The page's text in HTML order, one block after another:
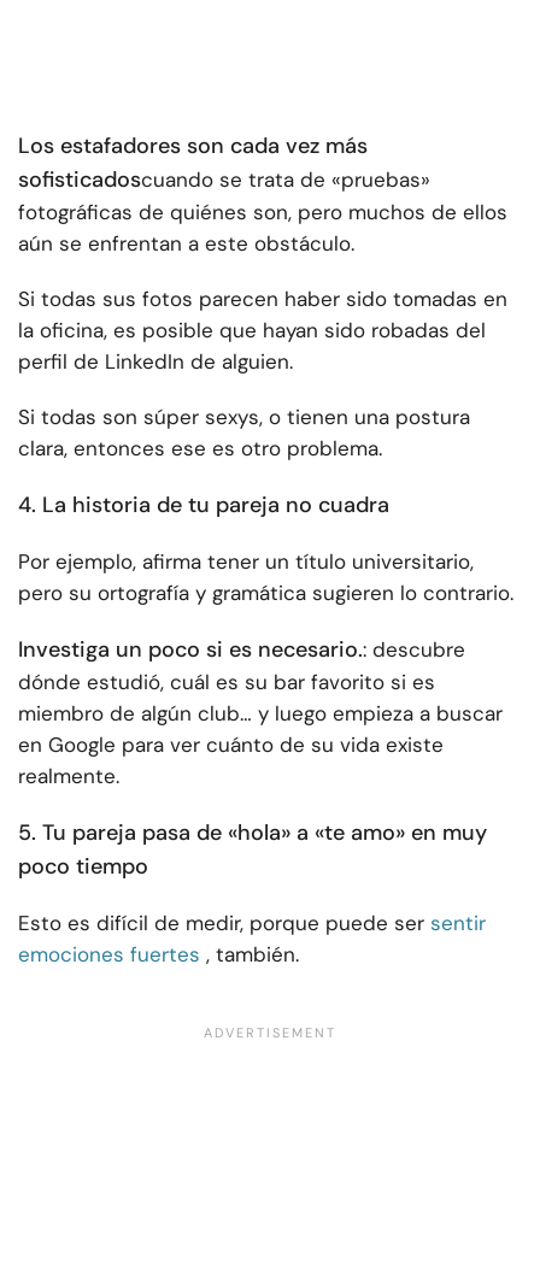
Los estafadores son cada vez más
sofisticadoscuando se trata de «pruebas»
fotográficas de quiénes son, pero muchos de ellos
aún se enfrentan a este obstáculo.
Si todas sus fotos parecen haber sido tomadas en
la oficina, es posible que hayan sido robadas del
perfil de LinkedIn de alguien.
Si todas son súper sexys, o tienen una postura
clara, entonces ese es otro problema.
4. La historia de tu pareja no cuadra
Por ejemplo, afirma tener un título universitario,
pero su ortografía y gramática sugieren lo contrario.
Investiga un poco si es necesario.: descubre
dónde estudió, cuál es su bar favorito si es
miembro de algún club… y luego empieza a buscar
en Google para ver cuánto de su vida existe
realmente.
5. Tu pareja pasa de «hola» a «te amo» en muy
poco tiempo
Esto es difícil de medir, porque puede ser sentir
emociones fuertes , también.